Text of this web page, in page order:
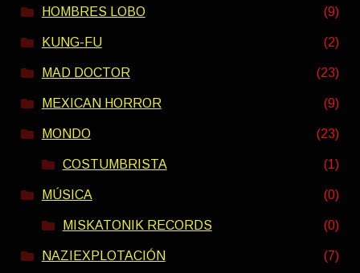
HOMBRES LOBO (9)
KUNG-FU (2)
MAD DOCTOR (23)
MEXICAN HORROR (9)
MONDO (23)
COSTUMBRISTA (1)
MÚSICA (0)
MISKATONIK RECORDS (0)
NAZIEXPLOTACIÓN (7)